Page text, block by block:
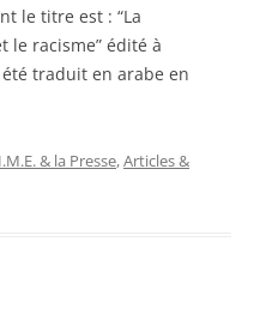
le titre est : “La
le racisme” édité à
été traduit en arabe en
& la Presse,Articles &